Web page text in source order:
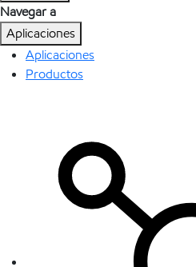
Navegar a
Aplicaciones
Aplicaciones
Productos